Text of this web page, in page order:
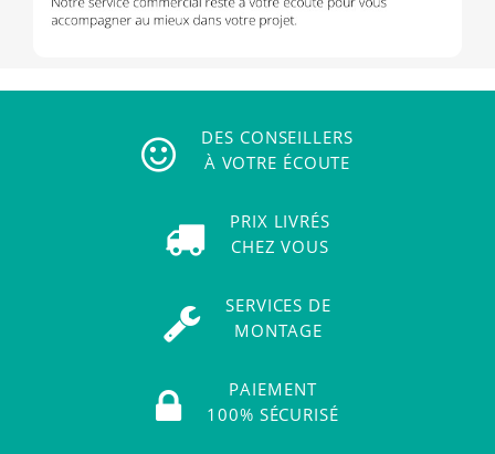
DES CONSEILLERS
À VOTRE ÉCOUTE
PRIX LIVRÉS
CHEZ VOUS
SERVICES DE
MONTAGE
PAIEMENT
100% SÉCURISÉ